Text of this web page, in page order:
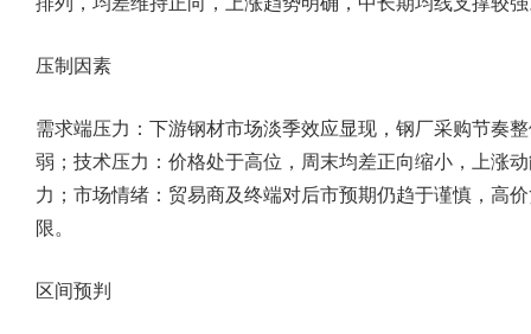
压制因素
需求端压力：下游钢材市场淡季效应显现，钢厂采购节奏
弱；技术压力：价格处于高位，周末均差正向缩小，上涨
力；市场情绪：贸易商及终端对后市预期仍趋于谨慎，高
限。
区间预判